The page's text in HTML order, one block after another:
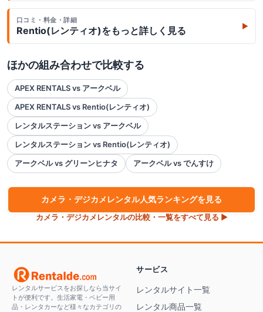
口コミ・料金・詳細
Rentio(レンティオ)をもっと詳しく見る ▶
ほかの組み合わせで比較する
APEX RENTALS vs アークベル
APEX RENTALS vs Rentio(レンティオ)
レンタルステーション vs アークベル
レンタルステーション vs Rentio(レンティオ)
アークベル vs グリーンヒナタ
アークベル vs でんすけ
カメラ・デジカメ レンタル人気ランキングを見る
カメラ・デジカメ レンタルの比較・一覧をすべて見る ▶
レンタルサービスをお探しなら当サイ
トが便利です。生活家電・ベビー用
品・レンタカーなど様々なカテゴリの
サービス
レンタルサイト一覧
レンタル商品一覧